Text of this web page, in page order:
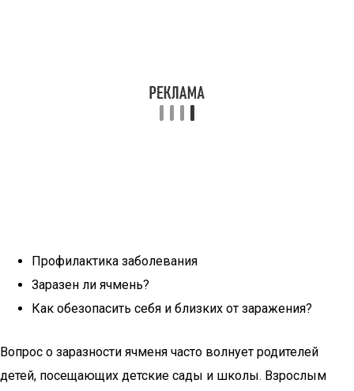
Профилактика заболевания
Заразен ли ячмень?
Как обезопасить себя и близких от заражения?
Вопрос о заразности ячменя часто волнует родителей
детей, посещающих детские сады и школы. Взрослым